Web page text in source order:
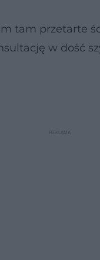
tam przetarte
w dość